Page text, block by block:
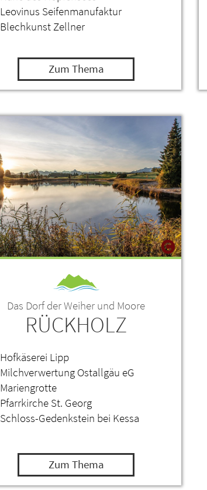
Leovinus Seifenmanufaktur
Blechkunst Zellner
Zum Thema
Das Dorf der Weiher und Moore
RÜCKHOLZ
Hofkäserei Lipp
Milchverwertung Ostallgäu eG
Mariengrotte
Pfarrkirche St. Georg
Schloss-Gedenkstein bei Kessa
Zum Thema